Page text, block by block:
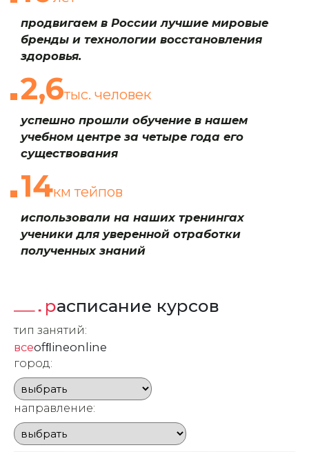
продвигаем в России лучшие мировые
бренды и технологии восстановления
здоровья.
2,6тыс. человек
успешно прошли обучение в нашем
учебном центре за четыре года его
существования
14км тейпов
использовали на наших тренингах
ученики для уверенной отработки
полученных знаний
расписание курсов
тип занятий:
всеofﬂineonline
город:
направление: